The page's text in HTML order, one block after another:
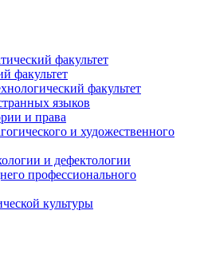
факультет
факультет
факультет
языков
и права
и художественного
и дефектологии
профессионального
культуры